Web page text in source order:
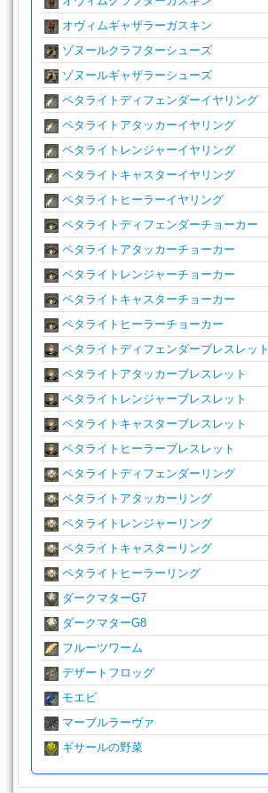
オヴィムギャザラーガスキン
ゾヌールクラフターシューズ
ゾヌールギャザラーシューズ
ペタライトディフェンダーイヤリング
ペタライトアタッカーイヤリング
ペタライトレンジャーイヤリング
ペタライトキャスターイヤリング
ペタライトヒーラーイヤリング
ペタライトディフェンダーチョーカー
ペタライトアタッカーチョーカー
ペタライトレンジャーチョーカー
ペタライトキャスターチョーカー
ペタライトヒーラーチョーカー
ペタライトディフェンダーブレスレット
ペタライトアタッカーブレスレット
ペタライトレンジャーブレスレット
ペタライトキャスターブレスレット
ペタライトヒーラーブレスレット
ペタライトディフェンダーリング
ペタライトアタッカーリング
ペタライトレンジャーリング
ペタライトキャスターリング
ペタライトヒーラーリング
ダークマターG7
ダークマターG8
フルーツワーム
デザートフロッグ
モエビ
マーブルラーヴァ
ギサールの野菜